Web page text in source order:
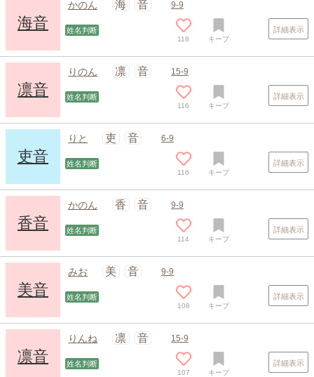
海音
かのん 海 音 9-9
姓名判断
118 キープ
詳細表示
凛音
りのん 凛 音 15-9
姓名判断
116 キープ
詳細表示
吏音
りと 吏 音 6-9
姓名判断
116 キープ
詳細表示
香音
かのん 香 音 9-9
姓名判断
114 キープ
詳細表示
美音
みお 美 音 9-9
姓名判断
108 キープ
詳細表示
凛音
りんね 凛 音 15-9
姓名判断
107 キープ
詳細表示